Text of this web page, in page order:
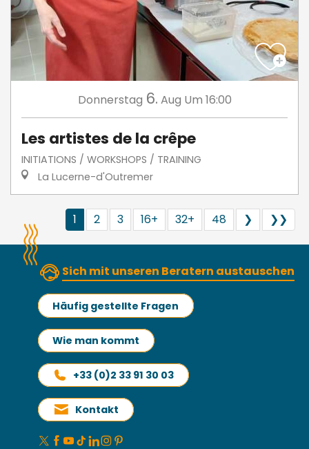
Donnerstag 6. Aug Um 16:00
Les artistes de la crêpe
INITIATIONS / WORKSHOPS / TRAINING
La Lucerne-d'Outremer
1 2 3 16+ 32+ 48 ❯ ❯❯
Sich mit unseren Beratern austauschen
Häufig gestellte Fragen
Wie man kommt
+33 (0)2 33 91 30 03
Kontakt